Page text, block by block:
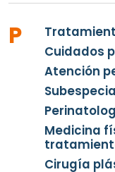
P
Cuidados
Atención
Medicina
Cirugía